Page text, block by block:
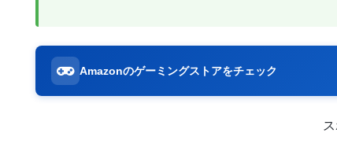
Amazonのゲーミングストアをチェック